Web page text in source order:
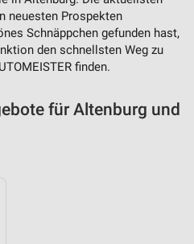
neuesten Prospekten
Schnäppchen gefunden hast,
den schnellsten Weg zu
finden.
für Altenburg und
Auswahl
Statistiken oder
verschiedenen
zur Auswahl von